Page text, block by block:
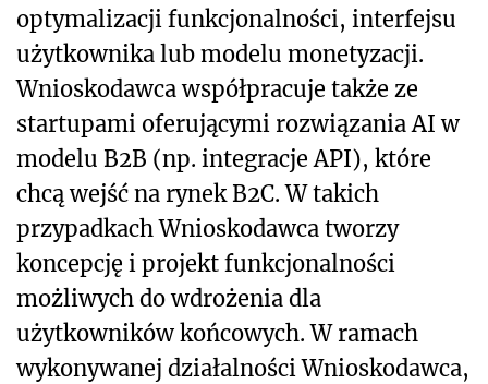
optymalizacji funkcjonalności, interfejsu
użytkownika lub modelu monetyzacji.
Wnioskodawca współpracuje także ze
startupami oferującymi rozwiązania AI w
modelu B2B (np. integracje API), które
chcą wejść na rynek B2C. W takich
przypadkach Wnioskodawca tworzy
koncepcję i projekt funkcjonalności
możliwych do wdrożenia dla
użytkowników końcowych. W ramach
wykonywanej działalności Wnioskodawca,